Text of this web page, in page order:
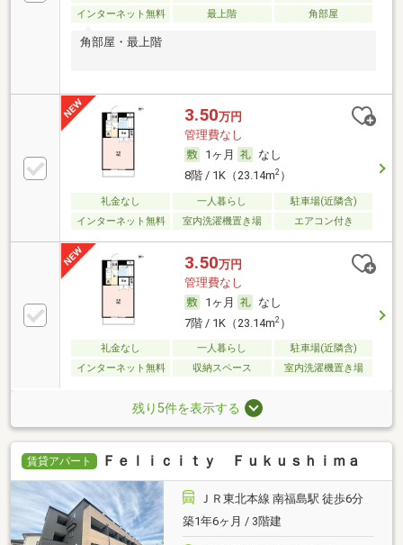
インターネット無料
最上階 角部屋
角部屋・最上階
3.50万円
管理費なし
1ヶ月
なし
8階 / 1K（23.14m2）
礼金なし 一人暮らし
駐車場(近隣含)
インターネット無料
室内洗濯機置き場 エアコン付き
3.50万円
管理費なし
1ヶ月
なし
7階 / 1K（23.14m2）
礼金なし 一人暮らし
駐車場(近隣含)
インターネット無料
収納スペース 室内洗濯機置き場
残り5件を表示する
賃貸アパート Ｆｅｌｉｃｉｔｙ Ｆｕｋｕｓｈｉｍａ
ＪＲ東北本線 南福島駅 徒歩6分
築1年6ヶ月 / 3階建